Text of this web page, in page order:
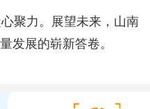
聚力。展望未来，山南
发展的崭新答卷。